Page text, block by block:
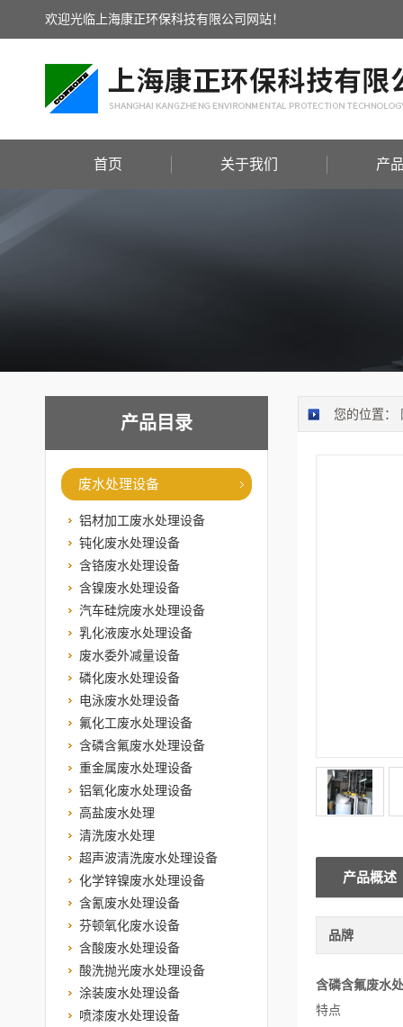
欢迎光临上海康正环保科技有限公司网站！
首页 关于我们 产
产品目录
废水处理设备
铝材加工废水处理设备
钝化废水处理设备
含铬废水处理设备
含镍废水处理设备
汽车硅烷废水处理设备
乳化液废水处理设备
废水委外减量设备
磷化废水处理设备
电泳废水处理设备
氟化工废水处理设备
含磷含氟废水处理设备
重金属废水处理设备
铝氧化废水处理设备
高盐废水处理
清洗废水处理
超声波清洗废水处理设备
化学锌镍废水处理设备
含氰废水处理设备
芬顿氧化废水设备
含酸废水处理设备
酸洗抛光废水处理设备
涂装废水处理设备
喷漆废水处理设备
您的位置：
产品概述
品牌
含磷含氟废水
特点